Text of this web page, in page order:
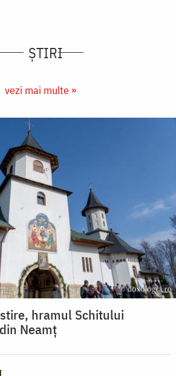
ȘTIRI
vezi mai multe »
hramul Schitului
Neamț